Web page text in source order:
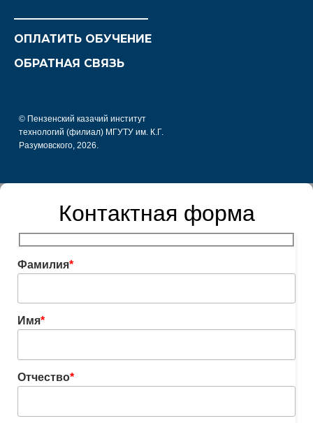
ОПЛАТИТЬ ОБУЧЕНИЕ
ОБРАТНАЯ СВЯЗЬ
© Пензенский казачий институт
технологий (филиал) МГУТУ им. К.Г.
Разумовского, 2026.
Контактная форма
Фамилия*
Имя*
Отчество*